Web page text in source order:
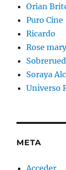
Orian
Puro Cine
Ricardo
Rose
Soraya
Universo
META
Acceder